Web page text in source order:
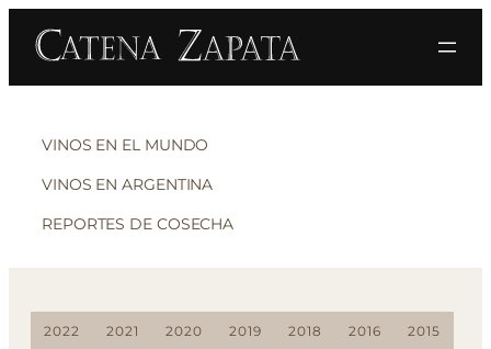
VINOS EN EL MUNDO
VINOS EN ARGENTINA
REPORTES DE COSECHA
2022 2021 2020 2019 2018 2016 2015